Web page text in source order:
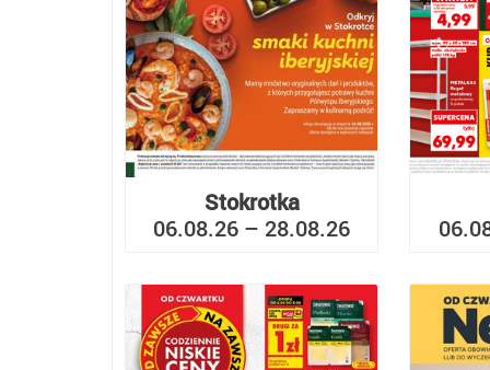
Stokrotka
06.08.26 – 28.08.26